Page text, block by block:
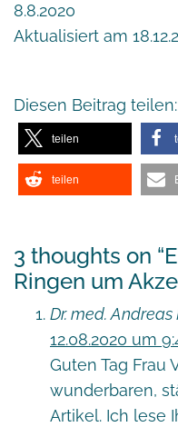
8.8.2020
Aktualisiert am
Diesen Beitrag teilen:
teilen
teilen
3 thoughts on “
Ringen um
Dr. med.
12.08.2020 um
Guten Tag Frau
wunderbaren,
Artikel. Ich lese